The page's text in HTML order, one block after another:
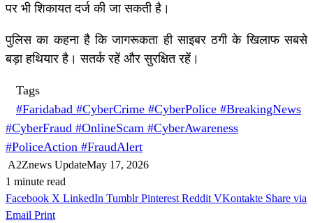
पर भी शिकायत दर्ज की जा सकती है।
पुलिस का कहना है कि जागरूकता ही साइबर ठगी के खिलाफ सबसे
बड़ा हथियार है। सतर्क रहें और सुरक्षित रहें।
Tags
#Faridabad #CyberCrime #CyberPolice #BreakingNews
#CyberFraud #OnlineScam #CyberAwareness
#PoliceAction #FraudAlert
A2Znews UpdateMay 17, 2026
1 minute read
Facebook X LinkedIn Tumblr Pinterest Reddit VKontakte Share via
Email Print